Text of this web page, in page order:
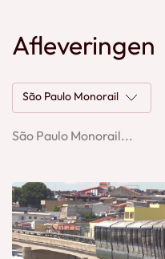
Afleveringen
São Paulo Monorail
São Paulo Monorail...